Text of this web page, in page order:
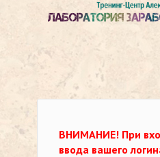
ВНИМАНИЕ! При
ввода вашего